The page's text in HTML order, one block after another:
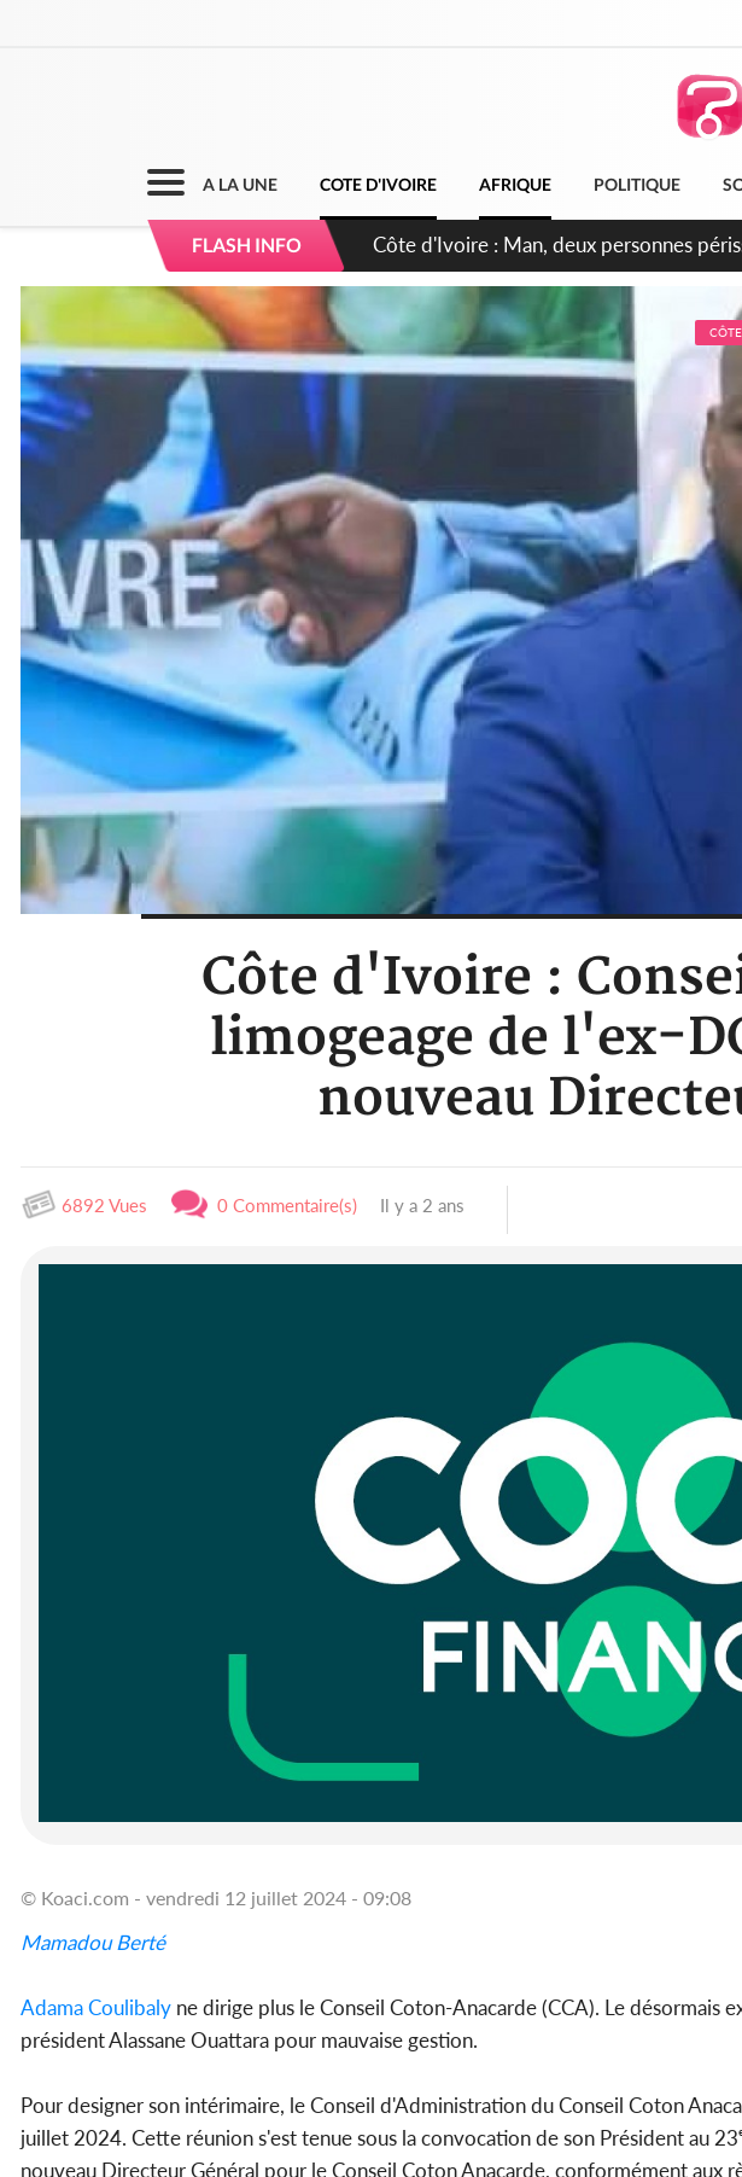
A LA UNE COTE D'IVOIRE AFRIQUE POLITIQUE
FLASH INFO
Côte d'Ivoire : Séileu, la célébration de la
dépigmentants dangereux
Côte d'Ivoire :
limogeage de l'ex-
nouveau
6892 Vues 0 Commentaire(s) Il y a 2 ans
© Koaci.com - vendredi 12 juillet 2024 - 09:08
Mamadou Berté
Adama Coulibaly ne dirige plus le Conseil Coton-Anacarde (CCA). Le désormais
président Alassane Ouattara pour mauvaise gestion.
Pour designer son intérimaire, le Conseil d'Administration du Conseil Coton
juillet 2024. Cette réunion s'est tenue sous la convocation de son Président au
nouveau Directeur Général pour le Conseil Coton Anacarde, conformément aux